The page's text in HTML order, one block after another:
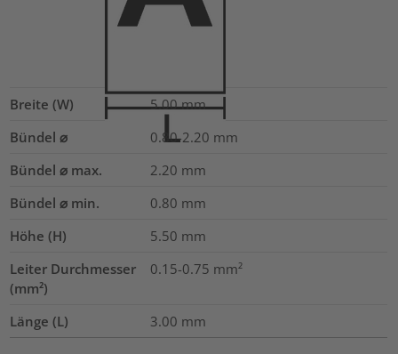
Breite (W) 5.00 mm
Bündel ⌀
0.80-2.20 mm
Bündel ⌀ max.
2.20 mm
Bündel ⌀ min.
0.80 mm
Höhe (H)
5.50 mm
Leiter Durchmesser
(mm²)
0.15-0.75 mm²
Länge (L) 3.00 mm